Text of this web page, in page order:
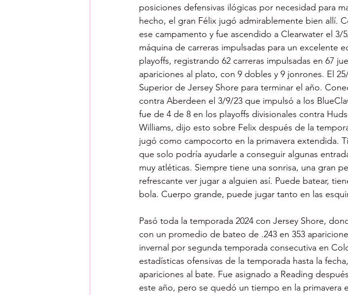
posiciones defensivas ilógicas por necesidad para
hecho, el gran Félix jugó admirablemente bien allí.
ese campamento y fue ascendido a Clearwater el
máquina de carreras impulsadas para un excelente
playoffs, registrando 62 carreras impulsadas en 67
apariciones al plato, con 9 dobles y 9 jonrones. El
Superior de Jersey Shore para terminar el año.
contra Aberdeen el 3/9/23 que impulsó a los
fue de 4 de 8 en los playoffs divisionales contra
Williams, dijo esto sobre Felix después de la
jugó como campocorto en la primavera extendida.
que solo podría ayudarle a conseguir algunas
muy atléticas. Siempre tiene una sonrisa, una gran
refrescante ver jugar a alguien así. Puede batear,
bola. Cuerpo grande, puede jugar tanto en las
Pasó toda la temporada 2024 con Jersey Shore,
con un promedio de bateo de .243 en 353
invernal por segunda temporada consecutiva en
estadísticas ofensivas de la temporada hasta la
apariciones al bate. Fue asignado a Reading
este año, pero se quedó un tiempo en la primavera